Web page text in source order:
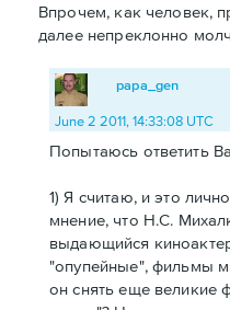
Впрочем, как человек,
далее непреклонно
papa_gen
June 2 2011, 14:33:08 UTC
Попытаюсь ответить
1) Я считаю, и это
мнение, что Н.С.
выдающийся
"опупейные", фильмы
он снять еще великие